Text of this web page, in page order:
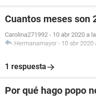
Cuantos meses son
Carolina271992 - 10 abr 2020 a
Hermanamayor - 10 abr 2020
1 respuesta
Por qué hago popo